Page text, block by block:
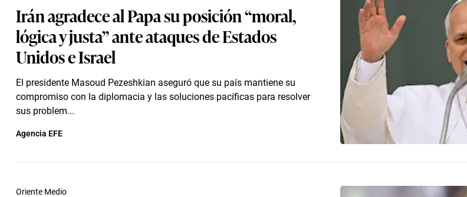
Irán agradece al Papa su posición “moral,
lógica y justa” ante ataques de Estados
Unidos e Israel
El presidente Masoud Pezeshkian aseguró que su país mantiene su
compromiso con la diplomacia y las soluciones pacíficas para resolver
sus problem...
Agencia EFE
Oriente Medio